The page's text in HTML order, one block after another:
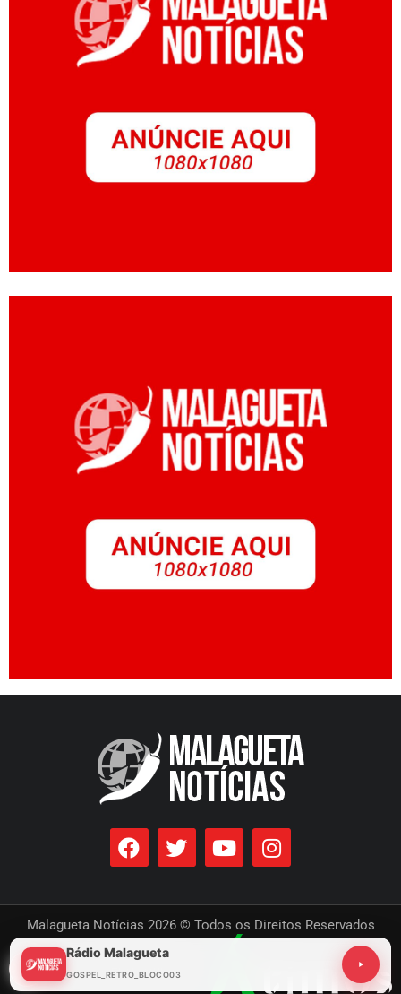
Malagueta Notícias 2026 © Todos os Direitos Reservados
Desenvolvido por
Rádio Malagueta
GOSPEL_RETRO_BLOCO03